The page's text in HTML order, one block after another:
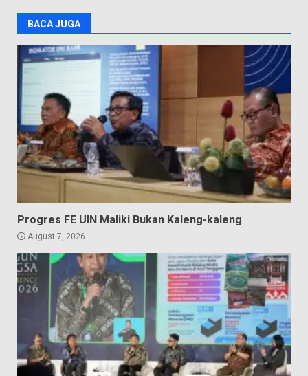
BACA JUGA
Progres FE UIN Maliki Bukan Kaleng-kaleng
August 7, 2026